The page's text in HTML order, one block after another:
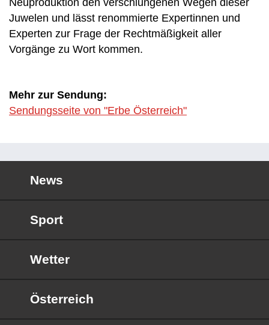
Neuproduktion den verschlungenen Wegen dieser
Juwelen und lässt renommierte Expertinnen und
Experten zur Frage der Rechtmäßigkeit aller
Vorgänge zu Wort kommen.
Mehr zur Sendung:
Sendungsseite von "Erbe Österreich"
News
Sport
Wetter
Österreich